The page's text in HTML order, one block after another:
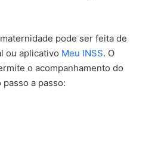
pode ser feita de
ou aplicativo Meu INSS. O
o acompanhamento do
a passo: